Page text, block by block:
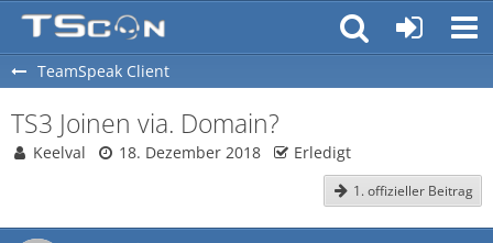
TeamSpeak Client
TS3 Joinen via. Domain?
Keelval 18. Dezember 2018 Erledigt
1. offizieller Beitrag